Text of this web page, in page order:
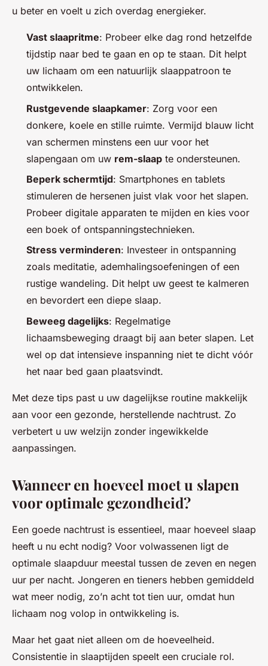
u beter en voelt u zich overdag energieker.
Vast slaapritme: Probeer elke dag rond hetzelfde
tijdstip naar bed te gaan en op te staan. Dit helpt
uw lichaam om een natuurlijk slaappatroon te
ontwikkelen.
Rustgevende slaapkamer: Zorg voor een
donkere, koele en stille ruimte. Vermijd blauw licht
van schermen minstens een uur voor het
slapengaan om uw rem-slaap te ondersteunen.
Beperk schermtijd: Smartphones en tablets
stimuleren de hersenen juist vlak voor het slapen.
Probeer digitale apparaten te mijden en kies voor
een boek of ontspanningstechnieken.
Stress verminderen: Investeer in ontspanning
zoals meditatie, ademhalingsoefeningen of een
rustige wandeling. Dit helpt uw geest te kalmeren
en bevordert een diepe slaap.
Beweeg dagelijks: Regelmatige
lichaamsbeweging draagt bij aan beter slapen. Let
wel op dat intensieve inspanning niet te dicht vóór
het naar bed gaan plaatsvindt.
Met deze tips past u uw dagelijkse routine makkelijk
aan voor een gezonde, herstellende nachtrust. Zo
verbetert u uw welzijn zonder ingewikkelde
aanpassingen.
Wanneer en hoeveel moet u slapen
voor optimale gezondheid?
Een goede nachtrust is essentieel, maar hoeveel slaap
heeft u nu echt nodig? Voor volwassenen ligt de
optimale slaapduur meestal tussen de zeven en negen
uur per nacht. Jongeren en tieners hebben gemiddeld
wat meer nodig, zo’n acht tot tien uur, omdat hun
lichaam nog volop in ontwikkeling is.
Maar het gaat niet alleen om de hoeveelheid.
Consistentie in slaaptijden speelt een cruciale rol.